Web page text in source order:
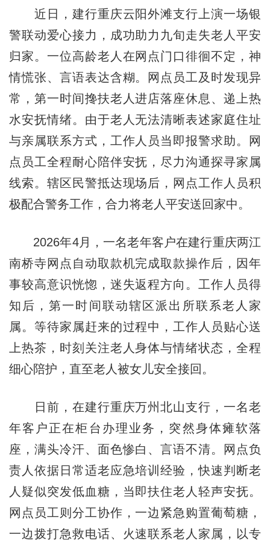
近日，建行重庆云阳外滩支行上演一场银
警联动爱心接力，成功助力九旬走失老人平安
归家。一位高龄老人在网点门口徘徊不定，神
情慌张、言语表达含糊。网点员工及时发现异
常，第一时间搀扶老人进店落座休息、递上热
水安抚情绪。由于老人无法清晰表述家庭住址
与亲属联系方式，工作人员当即报警求助。网
点员工全程耐心陪伴安抚，尽力沟通探寻家属
线索。辖区民警抵达现场后，网点工作人员积
极配合警务工作，合力将老人平安送回家中。
2026年4月，一名老年客户在建行重庆两江
南桥寺网点自动取款机完成取款操作后，因年
事较高意识恍惚，迷失返程方向。工作人员得
知后，第一时间联动辖区派出所联系老人家
属。等待家属赶来的过程中，工作人员贴心送
上热茶，时刻关注老人身体与情绪状态，全程
细心陪护，直至老人被女儿安全接回。
日前，在建行重庆万州北山支行，一名老
年客户正在柜台办理业务，突然身体瘫软落
座，满头冷汗、面色惨白、言语不清。网点负
责人依据日常适老应急培训经验，快速判断老
人疑似突发低血糖，当即扶住老人轻声安抚。
网点员工则分工协作，一边紧急购置葡萄糖，
一边拨打急救电话、火速联系老人家属，以专